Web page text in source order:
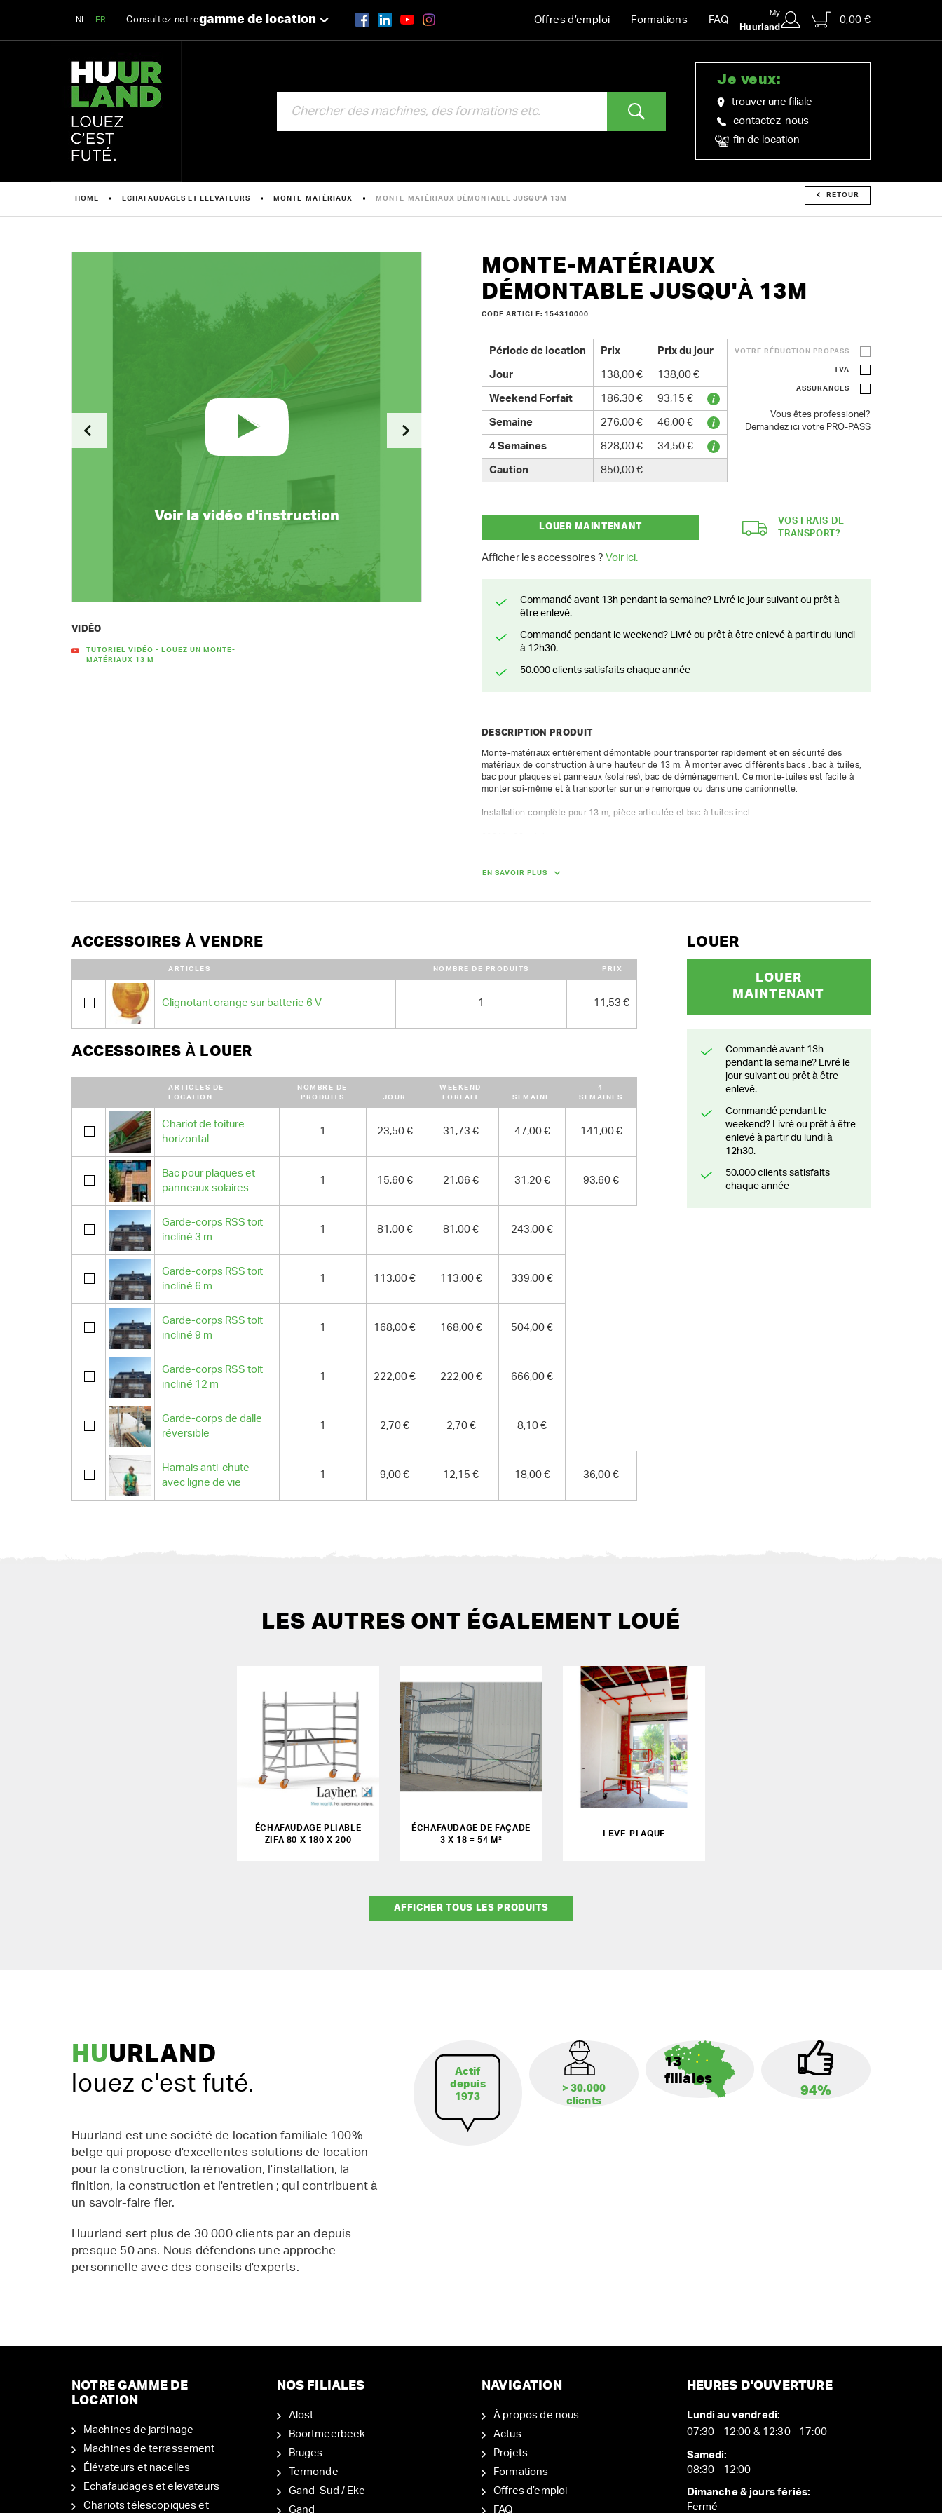
NL FR Consultez notregamme de location Offres d’emploi Formations FAQ
My
Huurland
0,00 €
Je veux:
trouver une filiale
contactez-nous
fin de location
HOME ECHAFAUDAGES ET ELEVATEURS MONTE-MATÉRIAUX MONTE-MATÉRIAUX DÉMONTABLE JUSQU'À 13M RETOUR
MONTE-MATÉRIAUX
DÉMONTABLE JUSQU'À 13M
CODE ARTICLE: 154310000
Voir la vidéo d'instruction
VIDÉO
TUTORIEL VIDÉO - LOUEZ UN MONTE-
MATÉRIAUX 13 M
Période de location Prix Prix du jour
Jour 138,00 € 138,00 €
Weekend Forfait 186,30 € 93,15 €
Semaine 276,00 € 46,00 €
4 Semaines 828,00 € 34,50 €
Caution 850,00 €
VOTRE RÉDUCTION PROPASS
TVA
ASSURANCES
Vous êtes professionel?
Demandez ici votre PRO-PASS
LOUER MAINTENANT
Afficher les accessoires ? Voir ici.
VOS FRAIS DE
TRANSPORT?
Commandé avant 13h pendant la semaine? Livré le jour suivant ou prêt à
être enlevé.
Commandé pendant le weekend? Livré ou prêt à être enlevé à partir du lundi
à 12h30.
50.000 clients satisfaits chaque année
DESCRIPTION PRODUIT
Monte-matériaux entièrement démontable pour transporter rapidement et en sécurité des
matériaux de construction à une hauteur de 13 m. À monter avec différents bacs : bac à tuiles,
bac pour plaques et panneaux (solaires), bac de déménagement. Ce monte-tuiles est facile à
monter soi-même et à transporter sur une remorque ou dans une camionnette.
Installation complète pour 13 m, pièce articulée et bac à tuiles incl.
1 plateau
EN SAVOIR PLUS
ACCESSOIRES À VENDRE
ARTICLES NOMBRE DE PRODUITS PRIX
Clignotant orange sur batterie 6 V 1 11,53 €
ACCESSOIRES À LOUER
ARTICLES DE
LOCATION
NOMBRE DE
PRODUITS
JOUR
WEEKEND
FORFAIT
SEMAINE
4
SEMAINES
Chariot de toiture
horizontal
1 23,50 € 31,73 € 47,00 € 141,00 €
Bac pour plaques et
panneaux solaires
1 15,60 € 21,06 € 31,20 € 93,60 €
Garde-corps RSS toit
incliné 3 m
1 81,00 € 81,00 € 243,00 €
Garde-corps RSS toit
incliné 6 m
1 113,00 € 113,00 € 339,00 €
Garde-corps RSS toit
incliné 9 m
1 168,00 € 168,00 € 504,00 €
Garde-corps RSS toit
incliné 12 m
1 222,00 € 222,00 € 666,00 €
Garde-corps de dalle
réversible
1 2,70 € 2,70 € 8,10 €
Harnais anti-chute
avec ligne de vie
1 9,00 € 12,15 € 18,00 € 36,00 €
LOUER
LOUER
MAINTENANT
Commandé avant 13h
pendant la semaine? Livré le
jour suivant ou prêt à être
enlevé.
Commandé pendant le
weekend? Livré ou prêt à être
enlevé à partir du lundi à
12h30.
50.000 clients satisfaits
chaque année
LES AUTRES ONT ÉGALEMENT LOUÉ
ÉCHAFAUDAGE PLIABLE
ZIFA 80 X 180 X 200
ÉCHAFAUDAGE DE FAÇADE
3 X 18 = 54 M²
LÈVE-PLAQUE
AFFICHER TOUS LES PRODUITS
HUURLAND
louez c'est futé.
Huurland est une société de location familiale 100%
belge qui propose d'excellentes solutions de location
pour la construction, la rénovation, l'installation, la
finition, la construction et l'entretien ; qui contribuent à
un savoir-faire fier.
Huurland sert plus de 30 000 clients par an depuis
presque 50 ans. Nous défendons une approche
personnelle avec des conseils d'experts.
Actif
depuis
1973
> 30.000
clients
13
filiales
94%
NOTRE GAMME DE
LOCATION
Machines de jardinage
Machines de terrassement
Élévateurs et nacelles
Echafaudages et elevateurs
Chariots télescopiques et
NOS FILIALES
Alost
Boortmeerbeek
Bruges
Termonde
Gand-Sud / Eke
Gand
NAVIGATION
À propos de nous
Actus
Projets
Formations
Offres d’emploi
FAQ
HEURES D'OUVERTURE
Lundi au vendredi:
07:30 - 12:00 & 12:30 - 17:00
Samedi:
08:30 - 12:00
Dimanche & jours fériés:
Fermé